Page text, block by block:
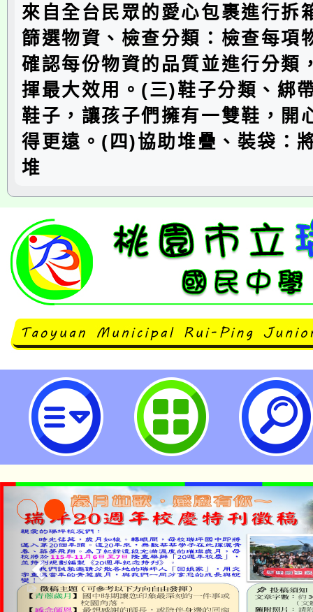
來自全台民眾的愛心包裹進行拆
篩選物資、檢查分類：檢查每項
確認每份物資的品質並進行分類
揮最大效用。(三)鞋子分類、綁
鞋子，讓孩子們擁有一雙鞋，開
得更遠。(四)協助堆疊、裝袋：
堆
邀加入物資整理志工行列，共同關
市立瑞坪國民中學
淨零綠生活教案入校路